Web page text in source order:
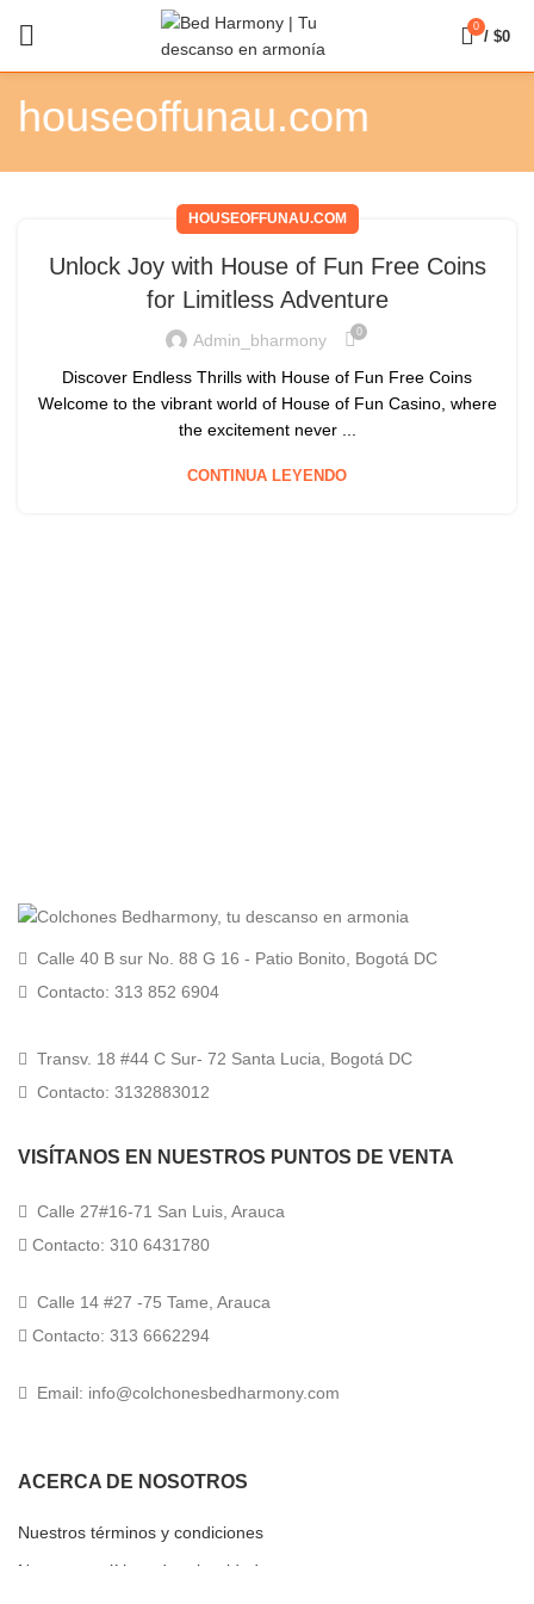
0
/ $0
houseoffunau.com
HOUSEOFFUNAU.COM
Unlock Joy with House of Fun Free Coins
for Limitless Adventure
Admin_bharmony 0
Discover Endless Thrills with House of Fun Free Coins
Welcome to the vibrant world of House of Fun Casino, where
the excitement never ...
CONTINUA LEYENDO
Calle 40 B sur No. 88 G 16 - Patio Bonito, Bogotá DC
Contacto: 313 852 6904
Transv. 18 #44 C Sur- 72 Santa Lucia, Bogotá DC
Contacto: 3132883012
VISÍTANOS EN NUESTROS PUNTOS DE VENTA
Calle 27#16-71 San Luis, Arauca
Contacto: 310 6431780
Calle 14 #27 -75 Tame, Arauca
Contacto: 313 6662294
Email: info@colchonesbedharmony.com
ACERCA DE NOSOTROS
Nuestros términos y condiciones
Nuestras políticas de privacidad